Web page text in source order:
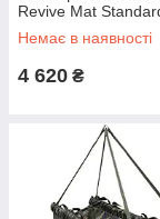
Revive Mat
Немає в наявності
4 620 ₴